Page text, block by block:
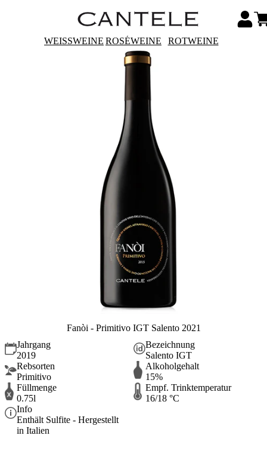
WEISSWEINE ROSÉWEINE ROTWEINE
Fanòi - Primitivo IGT Salento 2021
Jahrgang
2019
Bezeichnung
Salento IGT
Rebsorten
Primitivo
Alkoholgehalt
15%
Füllmenge
0.75l
Empf. Trinktemperatur
16/18 °C
Info
Enthält Sulfite - Hergestellt
in Italien